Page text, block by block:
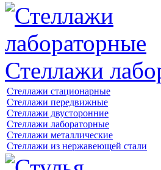
Стеллажи
Стеллажи стационарные
Стеллажи передвижные
Стеллажи двусторонние
Стеллажи лабораторные
Стеллажи металлические
Стеллажи из нержавеющей стали